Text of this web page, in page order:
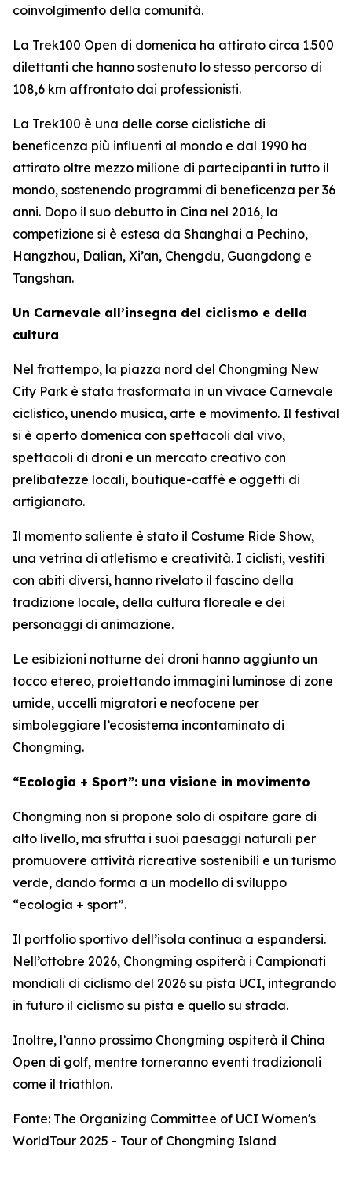
coinvolgimento della comunità.
La Trek100 Open di domenica ha attirato circa 1.500
dilettanti che hanno sostenuto lo stesso percorso di
108,6 km affrontato dai professionisti.
La Trek100 è una delle corse ciclistiche di
beneficenza più influenti al mondo e dal 1990 ha
attirato oltre mezzo milione di partecipanti in tutto il
mondo, sostenendo programmi di beneficenza per 36
anni. Dopo il suo debutto in Cina nel 2016, la
competizione si è estesa da Shanghai a Pechino,
Hangzhou, Dalian, Xi’an, Chengdu, Guangdong e
Tangshan.
Un Carnevale all’insegna del ciclismo e della
cultura
Nel frattempo, la piazza nord del Chongming New
City Park è stata trasformata in un vivace Carnevale
ciclistico, unendo musica, arte e movimento. Il festival
si è aperto domenica con spettacoli dal vivo,
spettacoli di droni e un mercato creativo con
prelibatezze locali, boutique-caffè e oggetti di
artigianato.
Il momento saliente è stato il Costume Ride Show,
una vetrina di atletismo e creatività. I ciclisti, vestiti
con abiti diversi, hanno rivelato il fascino della
tradizione locale, della cultura floreale e dei
personaggi di animazione.
Le esibizioni notturne dei droni hanno aggiunto un
tocco etereo, proiettando immagini luminose di zone
umide, uccelli migratori e neofocene per
simboleggiare l’ecosistema incontaminato di
Chongming.
“Ecologia + Sport”: una visione in movimento
Chongming non si propone solo di ospitare gare di
alto livello, ma sfrutta i suoi paesaggi naturali per
promuovere attività ricreative sostenibili e un turismo
verde, dando forma a un modello di sviluppo
“ecologia + sport”.
Il portfolio sportivo dell’isola continua a espandersi.
Nell’ottobre 2026, Chongming ospiterà i Campionati
mondiali di ciclismo del 2026 su pista UCI, integrando
in futuro il ciclismo su pista e quello su strada.
Inoltre, l’anno prossimo Chongming ospiterà il China
Open di golf, mentre torneranno eventi tradizionali
come il triathlon.
Fonte: The Organizing Committee of UCI Women's
WorldTour 2025 - Tour of Chongming Island